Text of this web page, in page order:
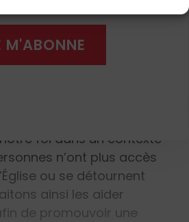
en encourageant et
projets. Bien que notre
pas de moyens
foi dans un contexte
n’ont plus accès
ou se détournent
ainsi les aider
de promouvoir une
M'ABONNE